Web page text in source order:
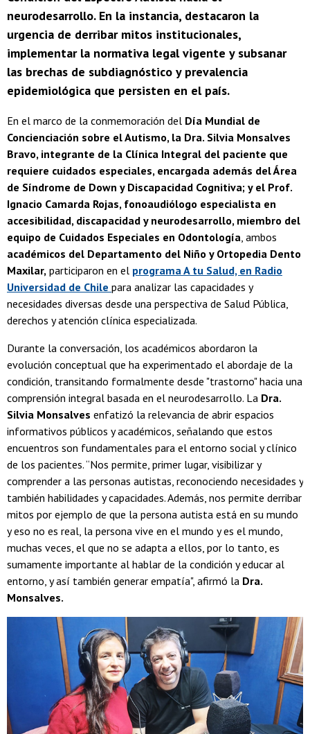
neurodesarrollo. En la instancia, destacaron la
urgencia de derribar mitos institucionales,
implementar la normativa legal vigente y subsanar
las brechas de subdiagnóstico y prevalencia
epidemiológica que persisten en el país.
En el marco de la conmemoración del Día Mundial de
Concienciación sobre el Autismo, la Dra. Silvia Monsalves
Bravo, integrante de la Clínica Integral del paciente que
requiere cuidados especiales, encargada además del Área
de Síndrome de Down y Discapacidad Cognitiva; y el Prof.
Ignacio Camarda Rojas, fonoaudiólogo especialista en
accesibilidad, discapacidad y neurodesarrollo, miembro del
equipo de Cuidados Especiales en Odontología, ambos
académicos del Departamento del Niño y Ortopedia Dento
Maxilar, participaron en el programa A tu Salud, en Radio
Universidad de Chile para analizar las capacidades y
necesidades diversas desde una perspectiva de Salud Pública,
derechos y atención clínica especializada.
Durante la conversación, los académicos abordaron la
evolución conceptual que ha experimentado el abordaje de la
condición, transitando formalmente desde "trastorno" hacia una
comprensión integral basada en el neurodesarrollo. La Dra.
Silvia Monsalves enfatizó la relevancia de abrir espacios
informativos públicos y académicos, señalando que estos
encuentros son fundamentales para el entorno social y clínico
de los pacientes. “Nos permite, primer lugar, visibilizar y
comprender a las personas autistas, reconociendo necesidades y
también habilidades y capacidades. Además, nos permite derribar
mitos por ejemplo de que la persona autista está en su mundo
y eso no es real, la persona vive en el mundo y es el mundo,
muchas veces, el que no se adapta a ellos, por lo tanto, es
sumamente importante al hablar de la condición y educar al
entorno, y así también generar empatía", afirmó la Dra.
Monsalves.